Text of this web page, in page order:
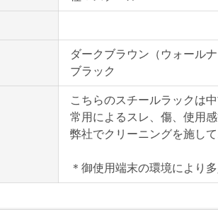
ダークブラウン（ウォールナ
ブラック
こちらのスチールラックは中
常用によるスレ、傷、使用
弊社でクリーニングを施して
＊御使用端末の環境により